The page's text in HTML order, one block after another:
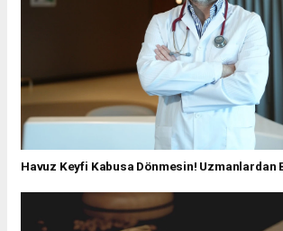
Havuz Keyfi Kabusa Dönmesin! Uzmanlardan